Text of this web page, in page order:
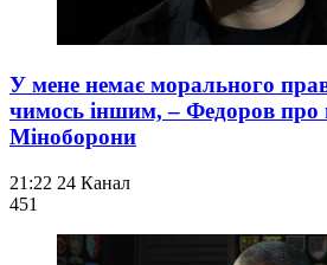
У мене немає морального
чимось іншим, – Федоров про
Міноборони
21:22 24 Канал
451